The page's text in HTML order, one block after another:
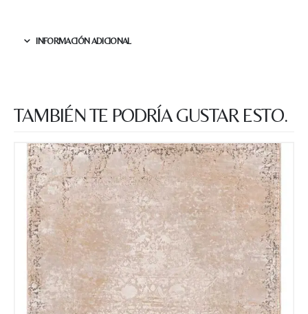
INFORMACIÓN ADICIONAL
TAMBIÉN TE PODRÍA GUSTAR ESTO.